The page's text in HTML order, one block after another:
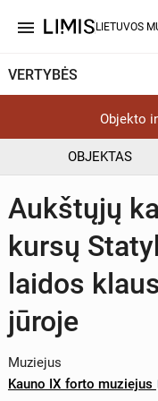
menu LIETUVOS
VERTYBĖS
Objekto
OBJEKTAS
Aukštųjų
kursų
laidos
jūroje
Muziejus
Kauno IX forto muziejus